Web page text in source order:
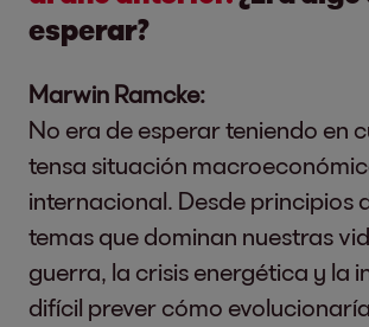
esperar?
Marwin Ramcke:
No era de esperar teniendo en
tensa situación
internacional. Desde principios
temas que dominan nuestras
guerra, la crisis energética y la
difícil prever cómo